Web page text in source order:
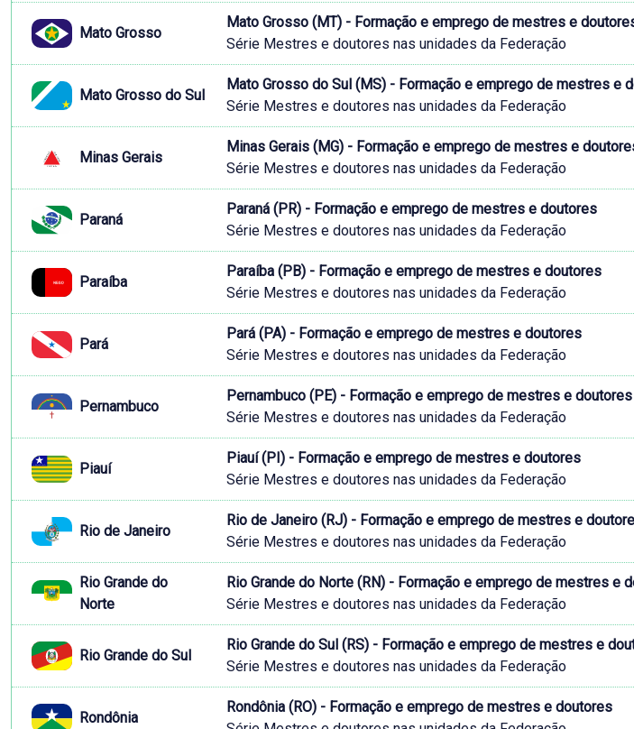
Mato Grosso
Mato Grosso (MT) - Formação e emprego de mestres e
Série Mestres e doutores nas unidades da Federação
Mato Grosso do Sul
Mato Grosso do Sul (MS) - Formação e emprego de mestres e
Série Mestres e doutores nas unidades da Federação
Minas Gerais
Minas Gerais (MG) - Formação e emprego de mestres e
Série Mestres e doutores nas unidades da Federação
Paraná
Paraná (PR) - Formação e emprego de mestres e doutores
Série Mestres e doutores nas unidades da Federação
Paraíba
Paraíba (PB) - Formação e emprego de mestres e doutores
Série Mestres e doutores nas unidades da Federação
Pará
Pará (PA) - Formação e emprego de mestres e doutores
Série Mestres e doutores nas unidades da Federação
Pernambuco
Pernambuco (PE) - Formação e emprego de mestres e doutores
Série Mestres e doutores nas unidades da Federação
Piauí
Piauí (PI) - Formação e emprego de mestres e doutores
Série Mestres e doutores nas unidades da Federação
Rio de Janeiro
Rio de Janeiro (RJ) - Formação e emprego de mestres e
Série Mestres e doutores nas unidades da Federação
Rio Grande do
Norte
Rio Grande do Norte (RN) - Formação e emprego de mestres e
Série Mestres e doutores nas unidades da Federação
Rio Grande do Sul
Rio Grande do Sul (RS) - Formação e emprego de mestres e
Série Mestres e doutores nas unidades da Federação
Rondônia
Rondônia (RO) - Formação e emprego de mestres e doutores